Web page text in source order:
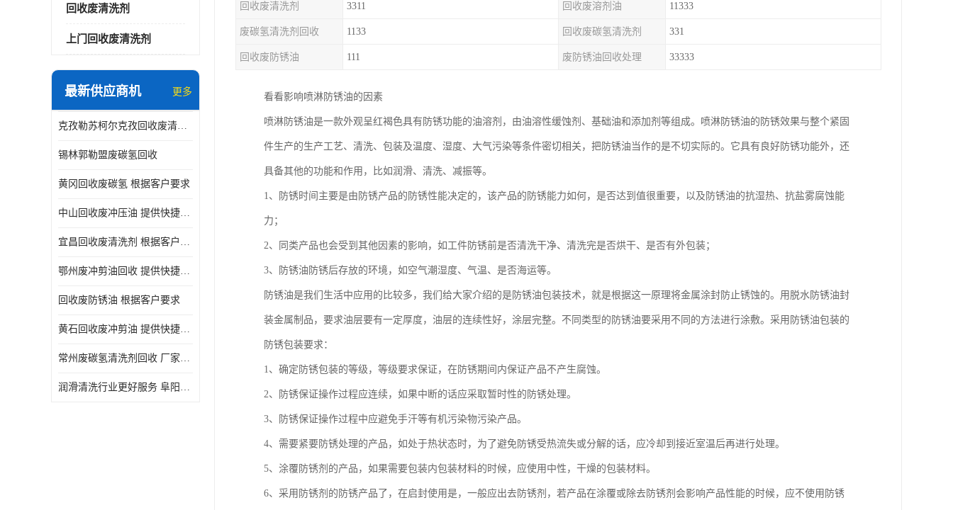
回收废清洗剂
上门回收废清洗剂
最新供应商机 更多
克孜勒苏柯尔克孜回收废清洗剂
锡林郭勒盟废碳氢回收
黄冈回收废碳氢 根据客户要求
中山回收废冲压油 提供快捷上门处理
宜昌回收废清洗剂 根据客户要求
鄂州废冲剪油回收 提供快捷上门处理
回收废防锈油 根据客户要求
黄石回收废冲剪油 提供快捷上门处理
常州废碳氢清洗剂回收 厂家价格
润滑清洗行业更好服务 阜阳回收废防锈油
回收废清洗剂 3311 回收废溶剂油 11333
废碳氢清洗剂回收 1133 回收废碳氢清洗剂 331
回收废防锈油 111 废防锈油回收处理 33333
看看影响喷淋防锈油的因素
喷淋防锈油是一款外观呈红褐色具有防锈功能的油溶剂，由油溶性缓蚀剂、基础油和添加剂等组成。喷淋防锈油的防锈效果与整个紧固
件生产的生产工艺、清洗、包装及温度、湿度、大气污染等条件密切相关，把防锈油当作的是不切实际的。它具有良好防锈功能外，还
具备其他的功能和作用，比如润滑、清洗、减振等。
1、防锈时间主要是由防锈产品的防锈性能决定的，该产品的防锈能力如何，是否达到值很重要，以及防锈油的抗湿热、抗盐雾腐蚀能
力；
2、同类产品也会受到其他因素的影响，如工件防锈前是否清洗干净、清洗完是否烘干、是否有外包装；
3、防锈油防锈后存放的环境，如空气潮湿度、气温、是否海运等。
防锈油是我们生活中应用的比较多，我们给大家介绍的是防锈油包装技术，就是根据这一原理将金属涂封防止锈蚀的。用脱水防锈油封
装金属制品，要求油层要有一定厚度，油层的连续性好，涂层完整。不同类型的防锈油要采用不同的方法进行涂敷。采用防锈油包装的
防锈包装要求：
1、确定防锈包装的等级，等级要求保证，在防锈期间内保证产品不产生腐蚀。
2、防锈保证操作过程应连续，如果中断的话应采取暂时性的防锈处理。
3、防锈保证操作过程中应避免手汗等有机污染物污染产品。
4、需要紧要防锈处理的产品，如处于热状态时，为了避免防锈受热流失或分解的话，应冷却到接近室温后再进行处理。
5、涂覆防锈剂的产品，如果需要包装内包装材料的时候，应使用中性，干燥的包装材料。
6、采用防锈剂的防锈产品了，在启封使用是，一般应出去防锈剂，若产品在涂覆或除去防锈剂会影响产品性能的时候，应不使用防锈